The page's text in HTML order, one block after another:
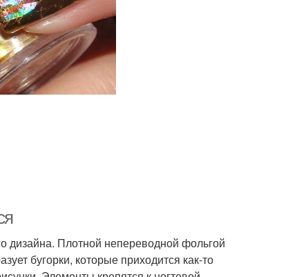
дизайна. Плотной непереводной фольгой
бугорки, которые приходится как-то